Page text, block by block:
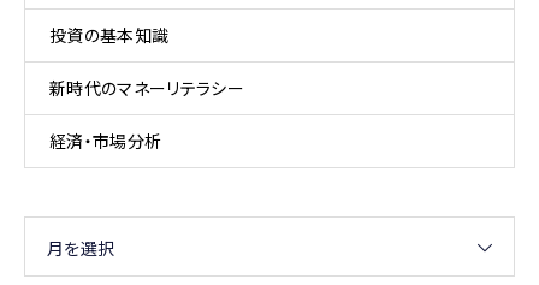
投資の基本知識
新時代のマネーリテラシー
経済・市場分析
月を選択